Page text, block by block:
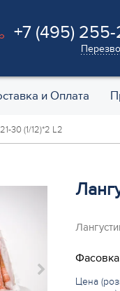
+7 (495)
и Оплата
30 (1/12)*2 L2
Цена